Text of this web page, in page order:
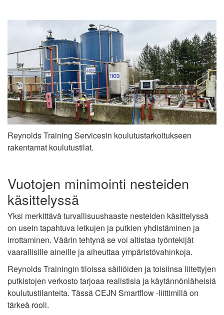
Reynolds Training Servicesin koulutustarkoitukseen
rakentamat koulutustilat.
Vuotojen minimointi nesteiden
käsittelyssä
Yksi merkittävä turvallisuushaaste nesteiden käsittelyssä
on usein tapahtuva letkujen ja putkien yhdistäminen ja
irrottaminen. Väärin tehtynä se voi altistaa työntekijät
vaarallisille aineille ja aiheuttaa ympäristövahinkoja.
Reynolds Trainingin tiloissa säiliöiden ja toisiinsa liitettyjen
putkistojen verkosto tarjoaa realistisia ja käytännönläheisiä
koulutustilanteita. Tässä CEJN Smartflow -liittimillä on
tärkeä rooli.